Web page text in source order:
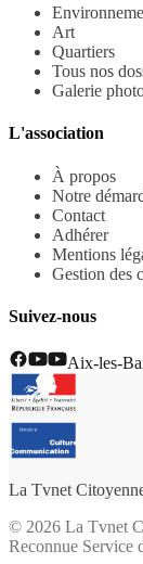
Art
Quartiers
Tous nos
Galerie
L'association
À propos
Notre
Contact
Adhérer
Mentions
Gestion des
Suivez-nous
Aix-les-
La Tvnet
© 2026 La Tvnet
Reconnue Service